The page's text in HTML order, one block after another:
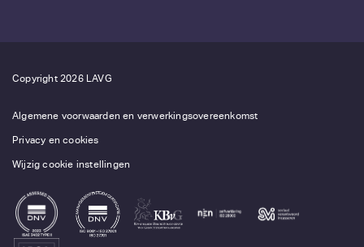
Copyright 2026 LAVG
Algemene voorwaarden en verwerkingsovereenkomst
Privacy en cookies
Wijzig cookie instellingen